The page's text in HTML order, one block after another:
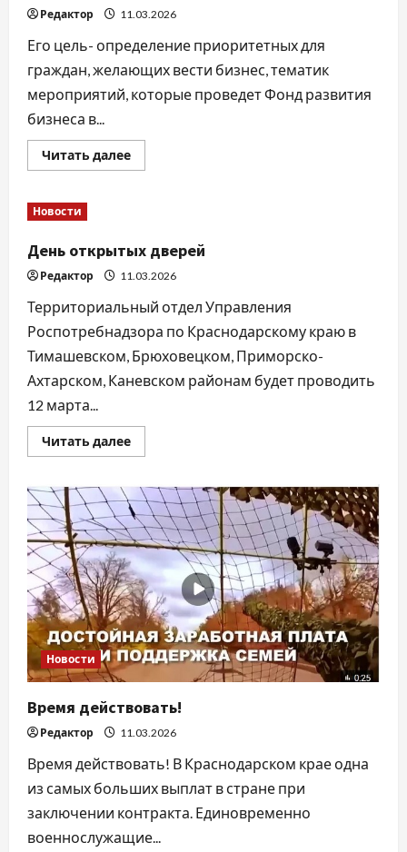
Редактор 11.03.2026
Его цель- определение приоритетных для
граждан, желающих вести бизнес, тематик
мероприятий, которые проведет Фонд развития
бизнеса в...
Читать далееПрочитать
больше
Новости
День открытых дверей
Редактор 11.03.2026
Территориальный отдел Управления
Роспотребнадзора по Краснодарскому краю в
Тимашевском, Брюховецком, Приморско-
Ахтарском, Каневском районам будет проводить
12 марта...
Читать далееПрочитать
больше
открытых
дверей
Новости
Время действовать!
Редактор 11.03.2026
Время действовать! В Краснодарском крае одна
из самых больших выплат в стране при
заключении контракта. Единовременно
военнослужащие...